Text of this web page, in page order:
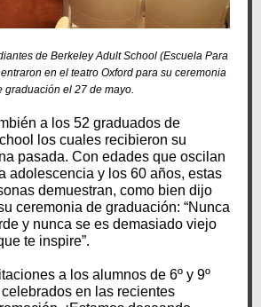
de Berkeley Adult School (Escuela Para
en el teatro Oxford para su ceremonia
graduación el 27 de mayo.
a los 52 graduados de
los cuales recibieron su
pasada. Con edades que oscilan
adolescencia y los 60 años, estas
demuestran, como bien dijo
ceremonia de graduación: “Nunca
y nunca se es demasiado viejo
te inspire”.
a los alumnos de 6º y 9º
en las recientes